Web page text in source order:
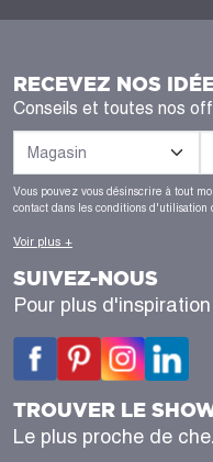
RECEVEZ NOS
Conseils et toutes nos
Vous pouvez vous désinscrire à tout
contact dans les conditions d'utilisation
Voir plus +
SUIVEZ-NOUS
Pour plus d'inspiration
TROUVER LE
Le plus proche de